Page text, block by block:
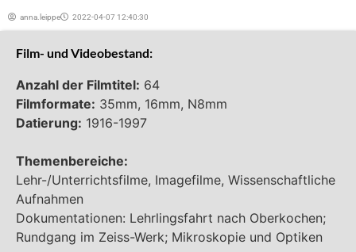
anna.leippe 2022-04-07 12:40:30
Film- und Videobestand:
Anzahl der Filmtitel: 64
Filmformate: 35mm, 16mm, N8mm
Datierung: 1916-1997
Themenbereiche:
Lehr-/Unterrichtsfilme, Imagefilme, Wissenschaftliche
Aufnahmen
Dokumentationen: Lehrlingsfahrt nach Oberkochen;
Rundgang im Zeiss-Werk; Mikroskopie und Optiken